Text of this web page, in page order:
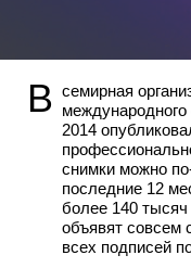
В семирная
2014
снимки можно
последние 12
более 140 тысяч
объявят совсем
всех подписей